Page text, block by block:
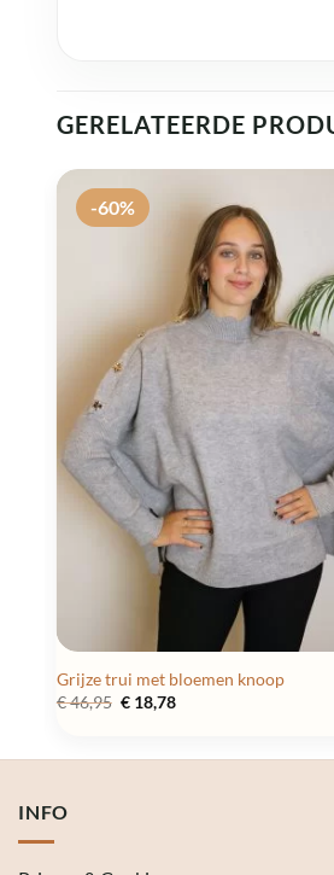
GERELATEERDE
-60%
Grijze trui met bloemen knoop
€46,95 Oorspronkelijke
€ 18,78Huidige
INFO